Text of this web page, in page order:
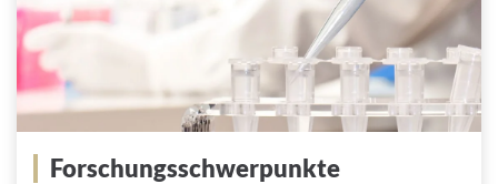
Forschungsschwerpunkte